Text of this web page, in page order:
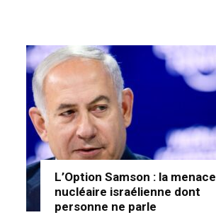
L’Option Samson : la menace
nucléaire israélienne dont
personne ne parle